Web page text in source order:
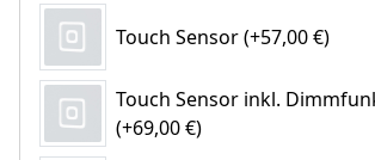
Touch Sensor (+57,00 €)
Touch Sensor inkl.
(+69,00 €)